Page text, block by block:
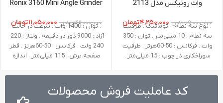
وات رونیکس مدل 2113
۵,۰۰۰,۰۰۰تومان ۴,۲۵۰,۰۰۰تومان
. نوع سه نظام : اتوماتیک . ظرفیت
سه نظام : 10 میلی‌متر . توان : 350
وات . فرکانس : 50-60هرتز . ظرفیت
سوراخکاری در چوب : 15 میلی‌متر .
میلی‌متر . سرعت در حالت آزاد : صفر تا
3100 دور در دقیقه . ولتاژ : 220-240
ولت . وزن : 1.1 کیلوگرم
Ronix 3160 Mini Angle Grinder
۱۳,۰۰۰,۰۰۰تومان ۱۱,۰۵۰,۰۰۰تومان
. توان : 1400 وات . سرعت در حالت
آزاد : 9000 دور در دقیقه . ولتاژ : 220-
240 ولت . فرکانس : 50-60هرتز . قطر
صفحه برش : 115 میلی‌متر . اندازه
متعلقات : دسته جانبی طراحی شده
توسط رونیکس، گارد، آچار صفحه،
آچار آلن
کد عاملیت فروش محصولات